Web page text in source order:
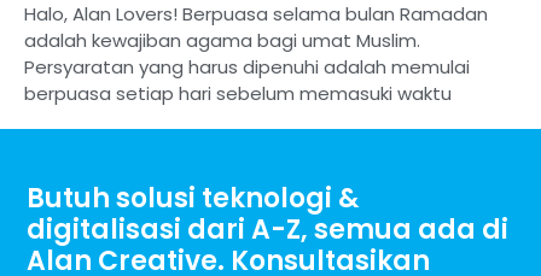
Halo, Alan Lovers! Berpuasa selama bulan Ramadan
adalah kewajiban agama bagi umat Muslim.
Persyaratan yang harus dipenuhi adalah memulai
berpuasa setiap hari sebelum memasuki waktu
Butuh solusi teknologi &
digitalisasi dari A-Z, semua ada di
Alan Creative. Konsultasikan